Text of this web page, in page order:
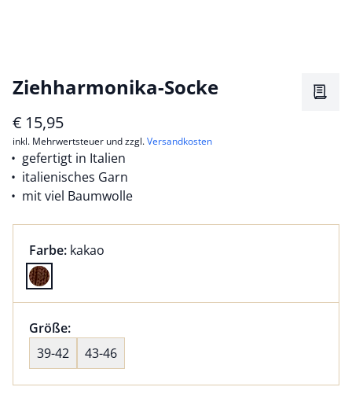
Ziehharmonika-Socke
€ 15,95
inkl. Mehrwertsteuer und zzgl.Versandkosten
gefertigt in Italien
italienisches Garn
mit viel Baumwolle
Farbauswahl:
Farbe: aktuell ausgewählt:
kakao
Farbe kakao ausgewählt
Größenauswahl:
Größe:nichts ausgewählt
39-42
43-46